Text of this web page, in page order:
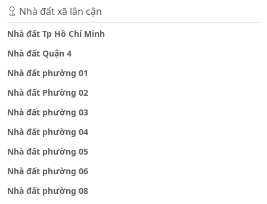
Nhà đất xã lân cận
Nhà đất Tp Hồ Chí Minh
Nhà đất Quận 4
Nhà đất phường 01
Nhà đất Phường 02
Nhà đất phường 03
Nhà đất phường 04
Nhà đất phường 05
Nhà đất phường 06
Nhà đất phường 08